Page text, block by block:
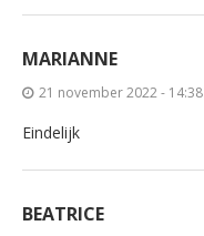
MARIANNE
21 november 2022 - 14:38
Eindelijk
BEATRICE